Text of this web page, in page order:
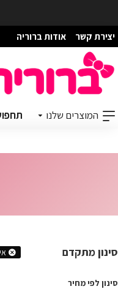
יצירת קשר אודות ברוריה
המוצרים שלנו
סינון מתקדם
סינון לפי מחיר